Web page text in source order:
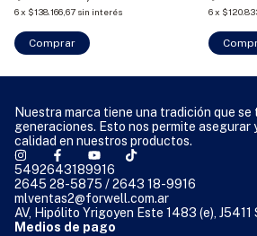
6x $138.166,67 sin interés
Comprar
6x
Nuestra marca tiene una tradición que
generaciones. Esto nos permite asegurar
calidad en nuestros productos.
5492643189916
2645 28-5875 / 2643 18-9916
mlventas2@forwell.com.ar
AV, Hipólito Yrigoyen Este 1483 (e), J5411
Medios de pago